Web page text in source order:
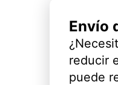
Envío
reducir
puede